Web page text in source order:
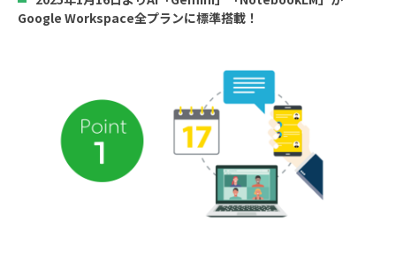
Google Workspace全プランに標準搭載！